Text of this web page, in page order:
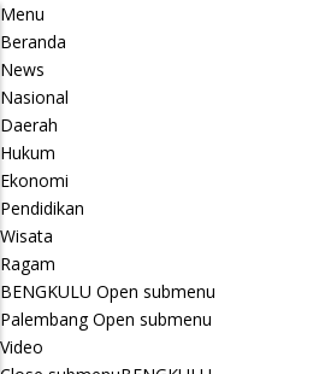
Menu
Beranda
News
Nasional
Daerah
Hukum
Ekonomi
Pendidikan
Wisata
Ragam
BENGKULU Open submenu
Palembang Open submenu
Video